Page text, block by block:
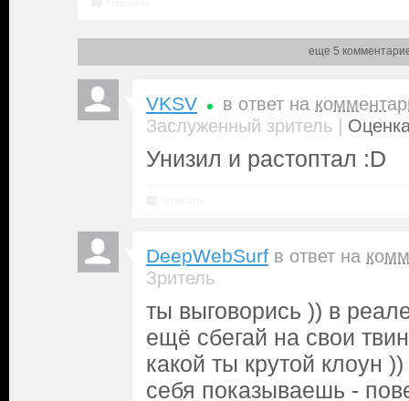
еще 5
VKSV в ответ на
Заслуженный зритель |
Унизил и растоптал :D
DeepWebSurf в ответ на
Зритель
ты выговорись )) в
ещё сбегай на свои
какой ты крутой клоун
себя показываешь -